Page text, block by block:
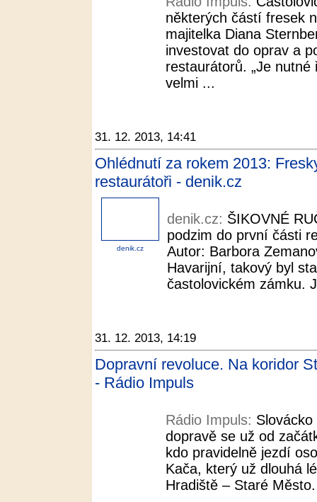
některých částí fresek
majitelka Diana
investovat do oprav a
restaurátorů. „Je
velmi ...
31. 12. 2013, 14:41
Ohlédnutí za rokem 2013:
restaurátoři - denik.cz
denik.cz
denik.cz: ŠIKOVNÉ
podzim do první části
Autor: Barbora
Havarijní, takový byl
častolovickém zámku.
31. 12. 2013, 14:19
Dopravní revoluce. Na koridor
- Rádio Impuls
Rádio Impuls:
dopravě se už od
kdo pravidelně jezdí
Kača, který už dlouhá
Hradiště – Staré